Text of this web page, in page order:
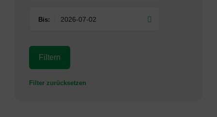
Bis:
Filtern
Filter zurücksetzen